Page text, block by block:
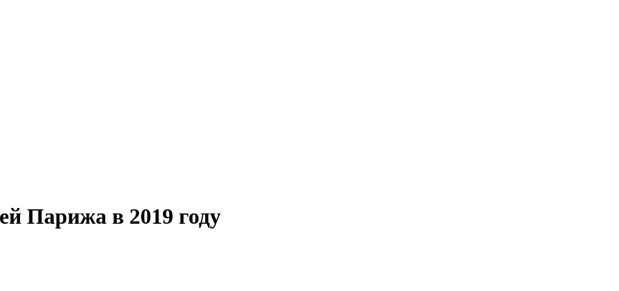
Парижа в 2019 году